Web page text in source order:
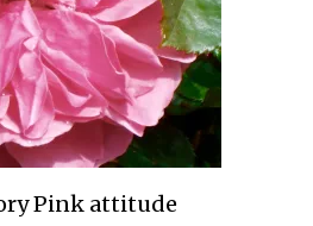
Pink attitude